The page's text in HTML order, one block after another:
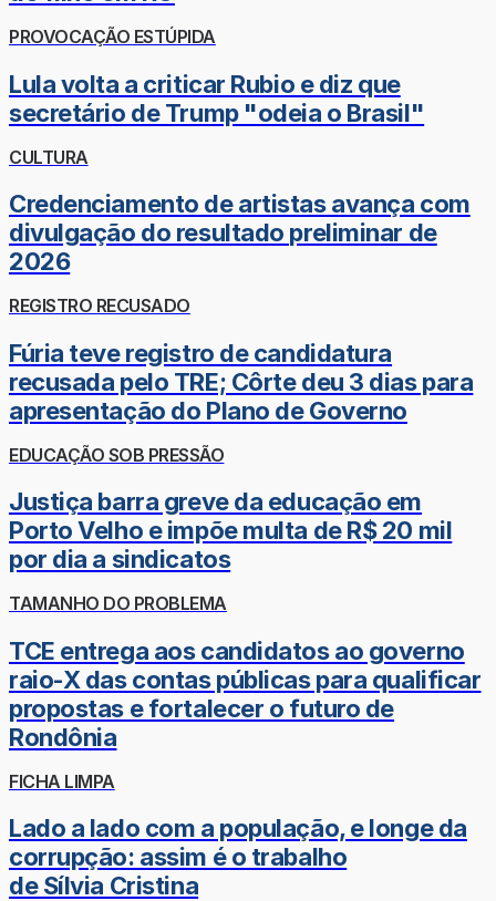
PROVOCAÇÃO ESTÚPIDA
Lula volta a criticar Rubio e diz que
secretário de Trump "odeia o Brasil"
CULTURA
Credenciamento de artistas avança com
divulgação do resultado preliminar de
2026
REGISTRO RECUSADO
Fúria teve registro de candidatura
recusada pelo TRE; Côrte deu 3 dias para
apresentação do Plano de Governo
EDUCAÇÃO SOB PRESSÃO
Justiça barra greve da educação em
Porto Velho e impõe multa de R$ 20 mil
por dia a sindicatos
TAMANHO DO PROBLEMA
TCE entrega aos candidatos ao governo
raio-X das contas públicas para qualificar
propostas e fortalecer o futuro de
Rondônia
FICHA LIMPA
Lado a lado com a população, e longe da
corrupção: assim é o trabalho
de Sílvia Cristina